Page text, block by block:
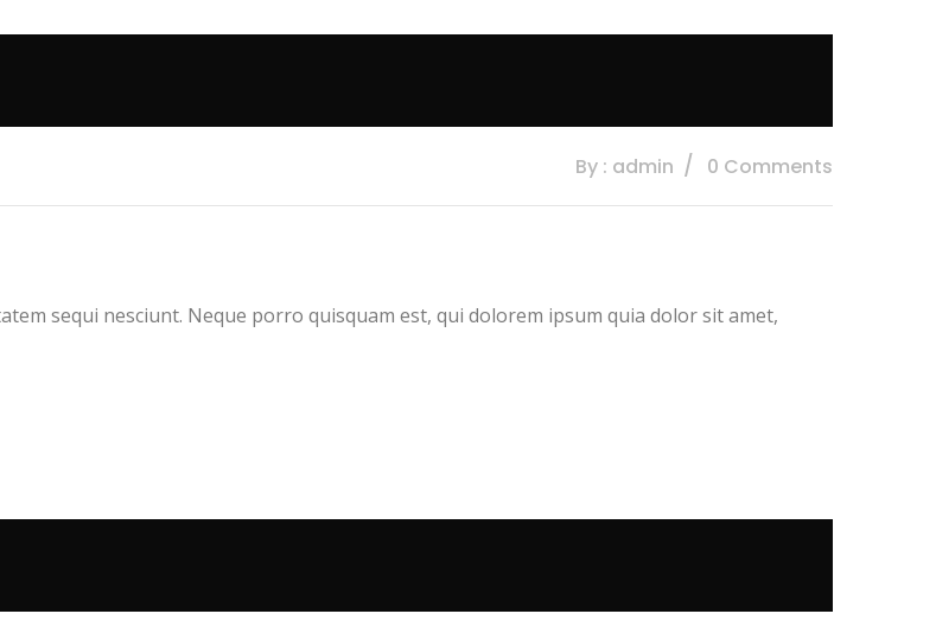
By : admin 0 Comments
sequi nesciunt. Neque porro quisquam est, qui dolorem ipsum quia dolor sit amet,